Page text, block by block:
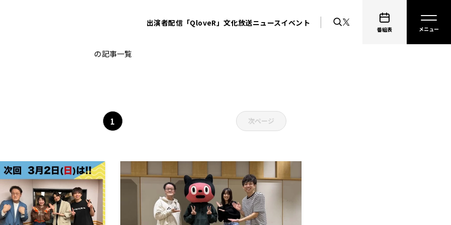
出演者配信「QloveR」文化放送ニュースイベント
番組表
シンガーソングライター
の記事一覧
1 次ページ